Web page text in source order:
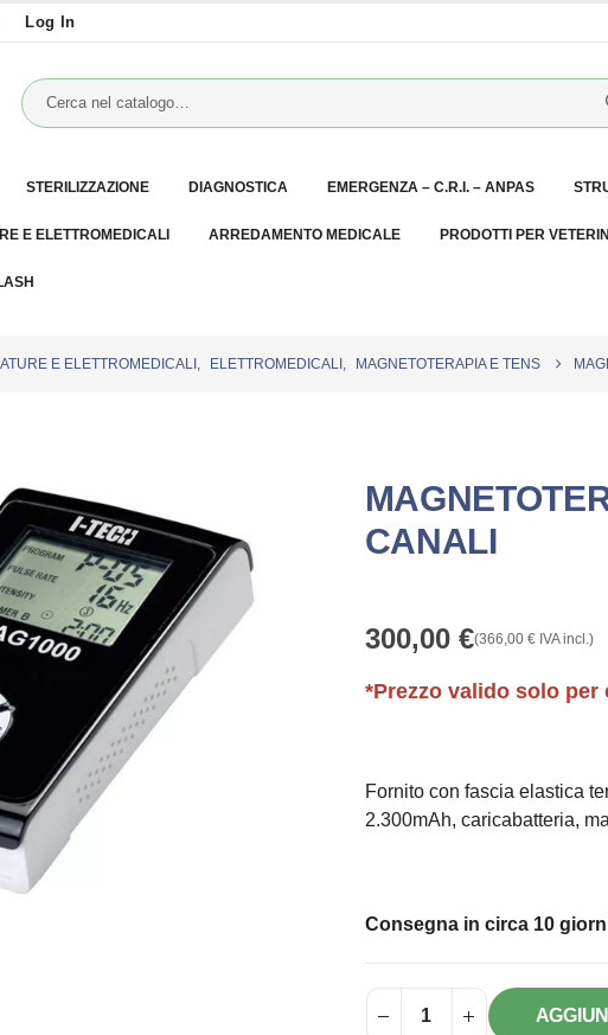
Log In
STERILIZZAZIONE DIAGNOSTICA EMERGENZA – C.R.I. – ANPAS
E ELETTROMEDICALI ARREDAMENTO MEDICALE PRODOTTI PER
E ELETTROMEDICALI ELETTROMEDICALI MAGNETOTERAPIA E TENS
CANALI
300,00 €(366,00 €IVA incl.)
*Prezzo valido solo per
Fornito con fascia elastica
2.300mAh, caricabatteria,
Consegna in circa 10